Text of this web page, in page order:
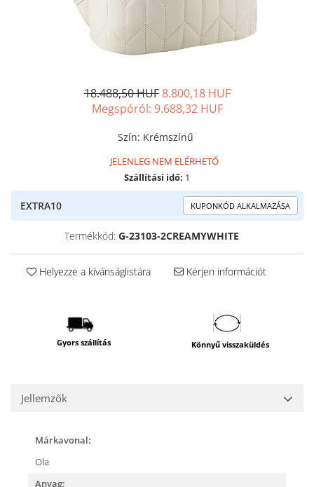
18.488,50 HUF 8.800,18 HUF
Megspóról: 9.688,32 HUF
Szín: Krémszínű
JELENLEG NEM ELÉRHETŐ
Szállítási idő: 1
EXTRA10 KUPONKÓD ALKALMAZÁSA
Termékkód: G-23103-2CREAMYWHITE
Helyezze a kívánságlistára Kérjen információt
Gyors szállítás Könnyű visszaküldés
Jellemzők
Márkavonal:
Ola
Anyag: